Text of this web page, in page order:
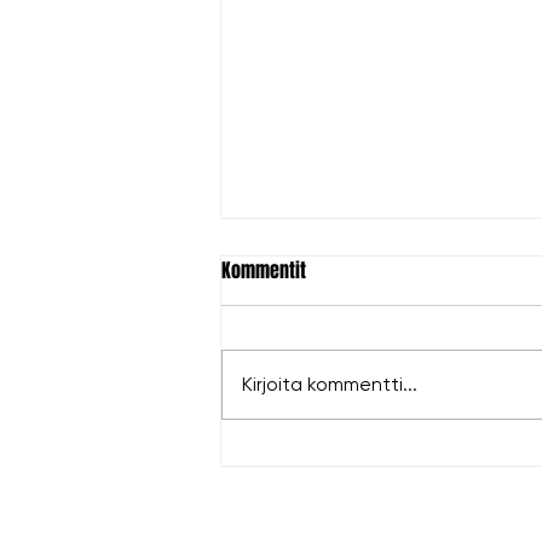
Hopeaa Antille EM-kisoista!
Kommentit
Kirjoita kommentti...